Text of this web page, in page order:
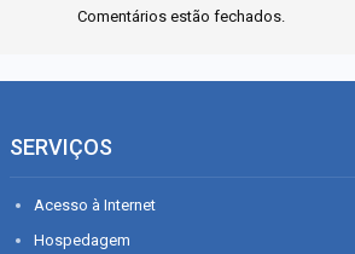
Comentários estão fechados.
SERVIÇOS
Acesso à Internet
Hospedagem